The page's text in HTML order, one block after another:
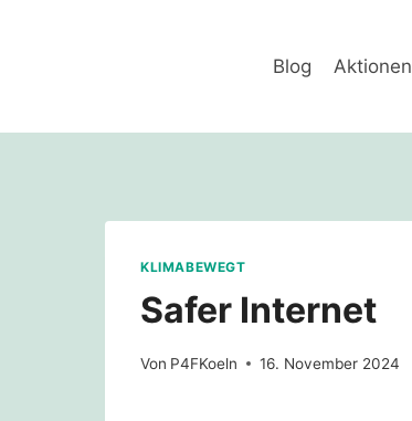
Blog Aktionen
KLIMABEWEGT
Safer Internet
Von P4FKoeln 16. November 2024